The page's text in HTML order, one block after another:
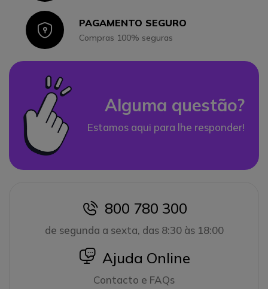
IconPAGAMENTO SEGURO
Compras 100% seguras
Alguma questão?
Estamos aqui para lhe responder!
icon
800 780 300
de segunda a sexta, das 8:30 às 18:00
icon
Ajuda Online
Contacto e FAQs